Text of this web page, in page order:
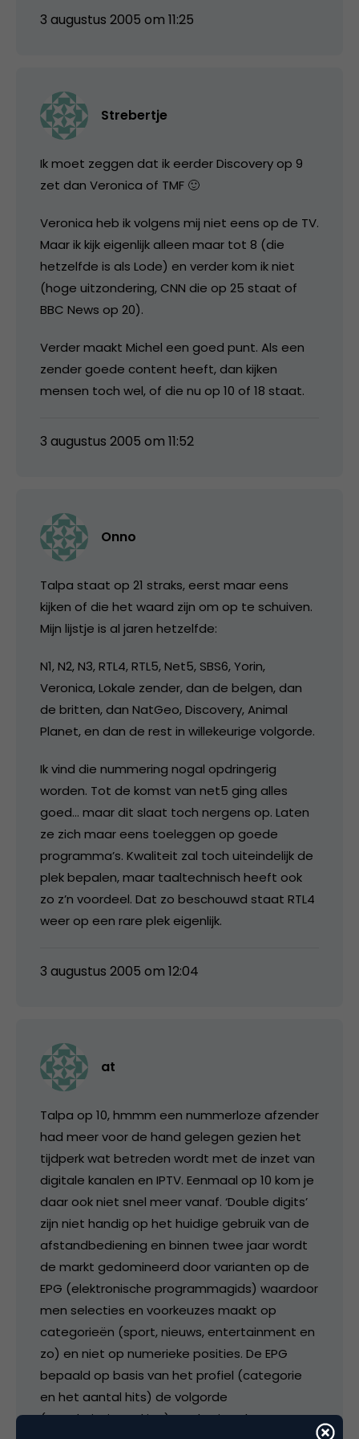
3 augustus 2005 om 11:25
Strebertje
Ik moet zeggen dat ik eerder Discovery op 9
zet dan Veronica of TMF 🙂
Veronica heb ik volgens mij niet eens op de TV.
Maar ik kijk eigenlijk alleen maar tot 8 (die
hetzelfde is als Lode) en verder kom ik niet
(hoge uitzondering, CNN die op 25 staat of
BBC News op 20).
Verder maakt Michel een goed punt. Als een
zender goede content heeft, dan kijken
mensen toch wel, of die nu op 10 of 18 staat.
3 augustus 2005 om 11:52
Onno
Talpa staat op 21 straks, eerst maar eens
kijken of die het waard zijn om op te schuiven.
Mijn lijstje is al jaren hetzelfde:
N1, N2, N3, RTL4, RTL5, Net5, SBS6, Yorin,
Veronica, Lokale zender, dan de belgen, dan
de britten, dan NatGeo, Discovery, Animal
Planet, en dan de rest in willekeurige volgorde.
Ik vind die nummering nogal opdringerig
worden. Tot de komst van net5 ging alles
goed… maar dit slaat toch nergens op. Laten
ze zich maar eens toeleggen op goede
programma’s. Kwaliteit zal toch uiteindelijk de
plek bepalen, maar taaltechnisch heeft ook
zo z’n voordeel. Dat zo beschouwd staat RTL4
weer op een rare plek eigenlijk.
3 augustus 2005 om 12:04
at
Talpa op 10, hmmm een nummerloze afzender
had meer voor de hand gelegen gezien het
tijdperk wat betreden wordt met de inzet van
digitale kanalen en IPTV. Eenmaal op 10 kom je
daar ook niet snel meer vanaf. ‘Double digits’
zijn niet handig op het huidige gebruik van de
afstandbediening en binnen twee jaar wordt
de markt gedomineerd door varianten op de
EPG (elektronische programmagids) waardoor
men selecties en voorkeuzes maakt op
categorieën (sport, nieuws, entertainment en
zo) en niet op numerieke posities. De EPG
bepaald op basis van het profiel (categorie
en het aantal hits) de volgorde
(populariteitsranking) op de virtuele